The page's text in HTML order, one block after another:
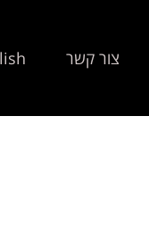
צור קשר